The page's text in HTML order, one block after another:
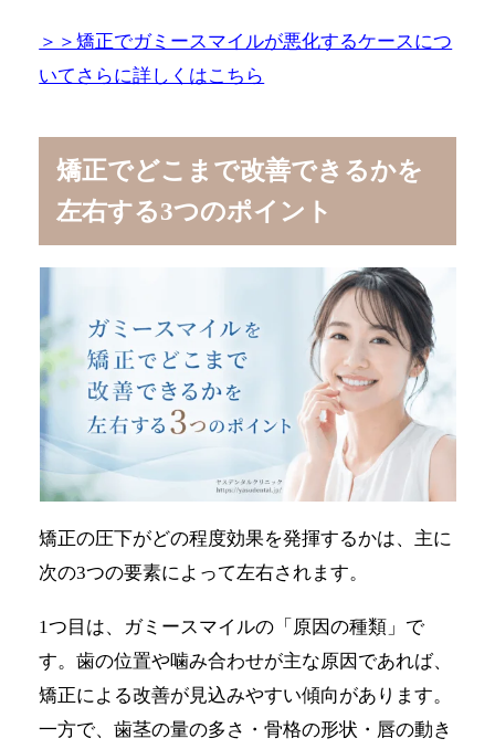
＞＞矯正でガミースマイルが悪化するケースにつ
いてさらに詳しくはこちら
矯正でどこまで改善できるかを
左右する3つのポイント
矯正の圧下がどの程度効果を発揮するかは、主に
次の3つの要素によって左右されます。
1つ目は、ガミースマイルの「原因の種類」で
す。歯の位置や噛み合わせが主な原因であれば、
矯正による改善が見込みやすい傾向があります。
一方で、歯茎の量の多さ・骨格の形状・唇の動き